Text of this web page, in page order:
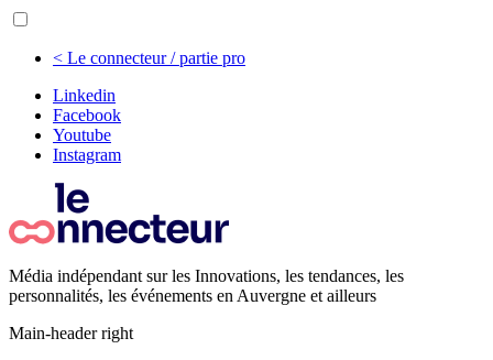
< Le connecteur / partie pro
Linkedin
Facebook
Youtube
Instagram
Média indépendant sur les Innovations, les tendances, les
personnalités, les événements en Auvergne et ailleurs
Main-header right